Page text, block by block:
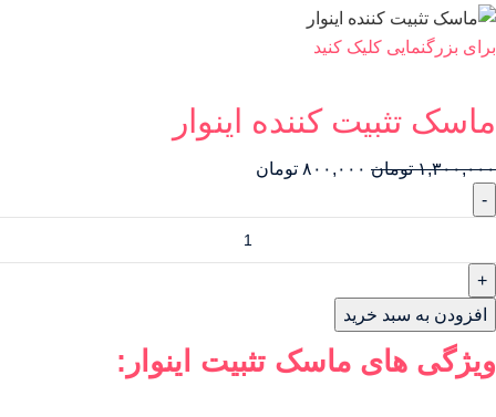
برای بزرگنمایی کلیک کنید
ماسک تثبیت کننده اینوار
۱,۳۰۰,۰۰۰ تومان ۸۰۰,۰۰۰ تومان
افزودن به سبد خرید
ویژگی های ماسک تثبیت اینوار: